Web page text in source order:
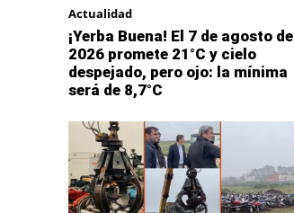
Actualidad
¡Yerba Buena! El 7 de agosto de
2026 promete 21°C y cielo
despejado, pero ojo: la mínima
será de 8,7°C